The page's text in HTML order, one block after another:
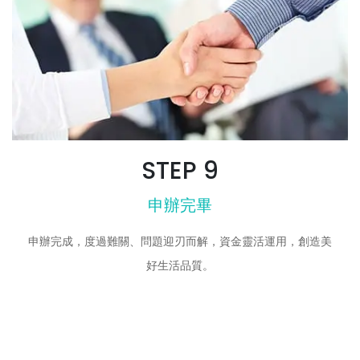
STEP 9
申辦完畢
申辦完成，度過難關、問題迎刃而解，資金靈活運用，創造美
好生活品質。